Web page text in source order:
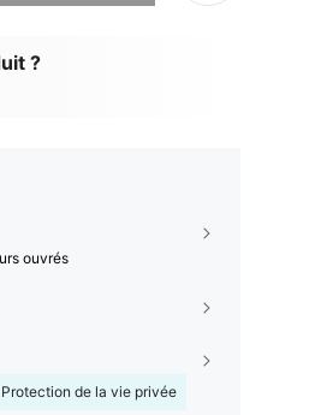
?
ouvrés
Protection de la vie privée